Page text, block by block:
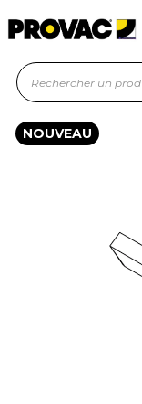
Offre de
NOUVEAU